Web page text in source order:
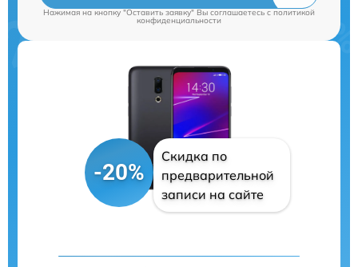
Нажимая на кнопку "Оставить заявку" Вы соглашаетесь cполитикой
конфиденциальности
-20%
Скидка по
предварительной
записи на сайте